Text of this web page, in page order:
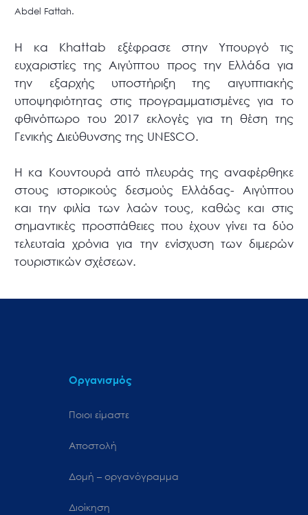
Abdel Fattah.
H κα Khattab εξέφρασε στην Υπουργό τις
ευχαριστίες της Αιγύπτου προς την Ελλάδα για
την εξαρχής υποστήριξη της αιγυπτιακής
υποψηφιότητας στις προγραμματισμένες για το
φθινόπωρο του 2017 εκλογές για τη θέση της
Γενικής Διεύθυνσης της UNESCO.
Η κα Κουντουρά από πλευράς της αναφέρθηκε
στους ιστορικούς δεσμούς Ελλάδας- Αιγύπτου
και την φιλία των λαών τους, καθώς και στις
σημαντικές προσπάθειες που έχουν γίνει τα δύο
τελευταία χρόνια για την ενίσχυση των διμερών
τουριστικών σχέσεων.
Οργανισμός
Ποιοι είμαστε
Αποστολή
Δομή – οργανόγραμμα
Διοίκηση